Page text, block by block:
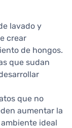
lavado y
crear
de hongos.
que sudan
que no
aumentar la
ideal